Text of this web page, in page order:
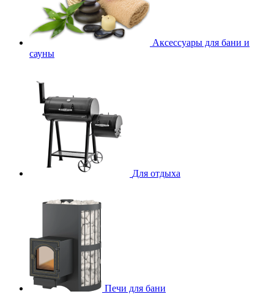
Аксессуары для бани и
сауны
Для отдыха
Печи для бани